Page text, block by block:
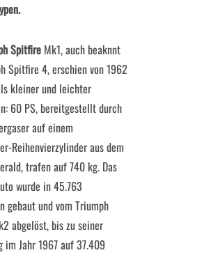
Spitfire Mk1, auch beaknnt
Spitfire 4, erschien von 1962
kleiner und leichter
60 PS, bereitgestellt durch
auf einem
Reihenvierzylinder aus dem
trafen auf 740 kg. Das
wurde in 45.763
gebaut und vom Triumph
abgelöst, bis zu seiner
im Jahr 1967 auf 37.409